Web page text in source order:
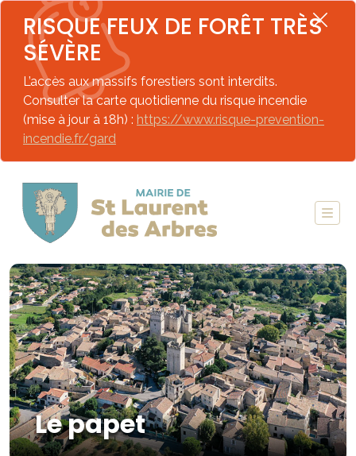
RISQUE FEUX DE FORÊT TRÈS
SÉVÈRE
L’accès aux massifs forestiers sont interdits.
Consulter la carte quotidienne du risque incendie
(mise à jour à 18h) : https://www.risque-prevention-
incendie.fr/gard
Le papet